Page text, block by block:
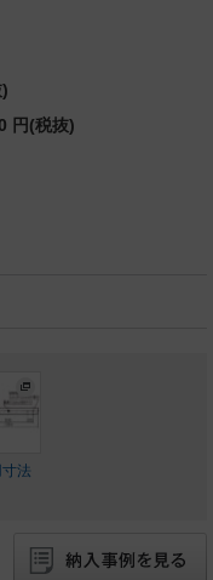
円(税抜)
法